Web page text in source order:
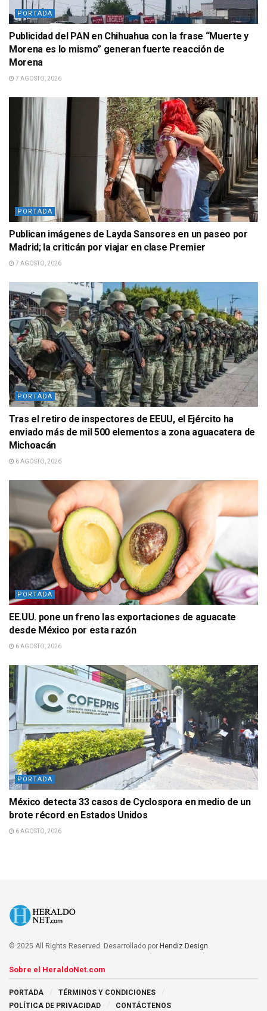
PORTADA
Publicidad del PAN en Chihuahua con la frase “Muerte y
Morena es lo mismo” generan fuerte reacción de
Morena
7 AGOSTO, 2026
PORTADA
Publican imágenes de Layda Sansores en un paseo por
Madrid; la criticán por viajar en clase Premier
7 AGOSTO, 2026
PORTADA
Tras el retiro de inspectores de EEUU, el Ejército ha
enviado más de mil 500 elementos a zona aguacatera de
Michoacán
6 AGOSTO, 2026
PORTADA
EE.UU. pone un freno las exportaciones de aguacate
desde México por esta razón
6 AGOSTO, 2026
PORTADA
México detecta 33 casos de Cyclospora en medio de un
brote récord en Estados Unidos
6 AGOSTO, 2026
© 2025 All Rights Reserved. Desarrollado por Hendiz Design
Sobre el HeraldoNet.com
PORTADA
TÉRMINOS Y CONDICIONES
POLÍTICA DE PRIVACIDAD
CONTÁCTENOS